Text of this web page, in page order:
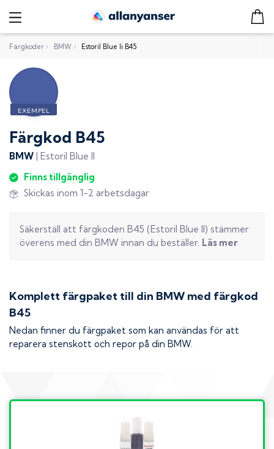
Färgkoder › BMW › Estoril Blue Ii B45
Färgkod B45
BMW | Estoril Blue II
Finns tillgänglig
Skickas inom 1-2 arbetsdagar
Säkerställ att färgkoden B45 (Estoril Blue II) stämmer
överens med din BMW innan du beställer. Läs mer
Komplett färgpaket till din BMW med färgkod
B45
Nedan finner du färgpaket som kan användas för att
reparera stenskott och repor på din BMW.